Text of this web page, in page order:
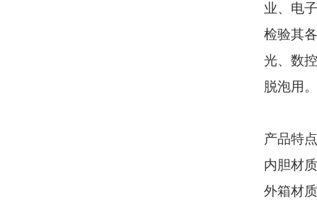
业、电
检验其
光、数
脱泡用。
产品特
内胆材
外箱材